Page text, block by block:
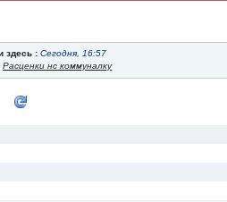
здесь :Сегодня, 16:57
Расценки нс коммуналку